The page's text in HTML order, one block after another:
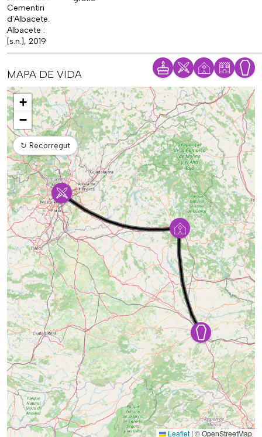
Cementiri
d'Albacete.
Albacete :
[s.n.], 2019
MAPA DE VIDA
Mapa
+
−
↻ Recorregut
Leaflet | © OpenStreetMap